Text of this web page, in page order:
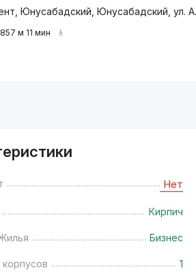
Юнусабадский, Юнусабадский, ул.
857 м 11 мин
Нет
Кирпич
Бизнес
1